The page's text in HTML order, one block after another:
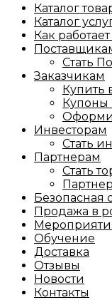
Каталог
Каталог
Как
Стать
Заказчикам
Купить
Купоны
Инвесторам
Стать
Партнерам
Стать
Безопасная
Продажа в
Обучение
Доставка
Отзывы
Новости
Контакты